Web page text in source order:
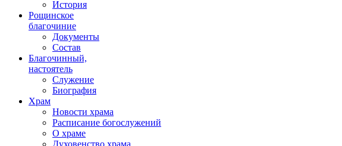
История
Рощинское
благочиние
Документы
Состав
Благочинный,
настоятель
Служение
Биография
Храм
Новости храма
Расписание богослужений
О храме
Духовенство храма